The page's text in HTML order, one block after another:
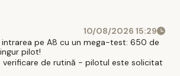
10/08/2026 15:29
intrarea pe A8 cu un mega-test: 650 de
pilot!
verificare de rutină - pilotul este solicitat